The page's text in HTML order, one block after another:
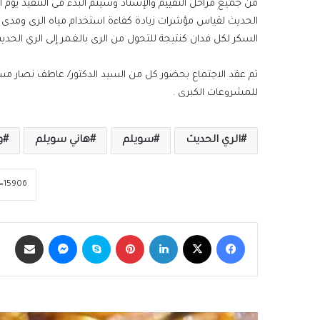
الحديث لقياس مؤشرات زيادة كفاءة استخدام مياه الرى
السكر لكل فدان كنتيجة للتحول من الرى بالغمر إلى الري
تم عقد الاجتماع بحضور كل من السيد الدكتور/ عاطف نصار
للمشروعات الكبرى .
الري الحديث سويلم هاني سويلم
فيسبوك لينكدإن بينتيريست سكايب ماسنجر